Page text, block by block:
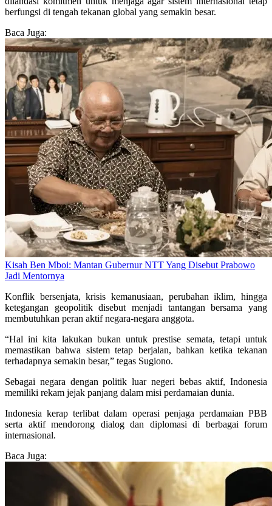
berfungsi di tengah tekanan global yang semakin besar.
Baca Juga:
Kisah Ben Mboi: Mantan Gubernur NTT Yang Disebut Prabowo
Jadi Mentornya
Konflik bersenjata, krisis kemanusiaan, perubahan iklim, hingga
ketegangan geopolitik disebut menjadi tantangan bersama yang
membutuhkan peran aktif negara-negara anggota.
“Hal ini kita lakukan bukan untuk prestise semata, tetapi untuk
memastikan bahwa sistem tetap berjalan, bahkan ketika tekanan
terhadapnya semakin besar,” tegas Sugiono.
Sebagai negara dengan politik luar negeri bebas aktif, Indonesia
memiliki rekam jejak panjang dalam misi perdamaian dunia.
Indonesia kerap terlibat dalam operasi penjaga perdamaian PBB
serta aktif mendorong dialog dan diplomasi di berbagai forum
internasional.
Baca Juga: